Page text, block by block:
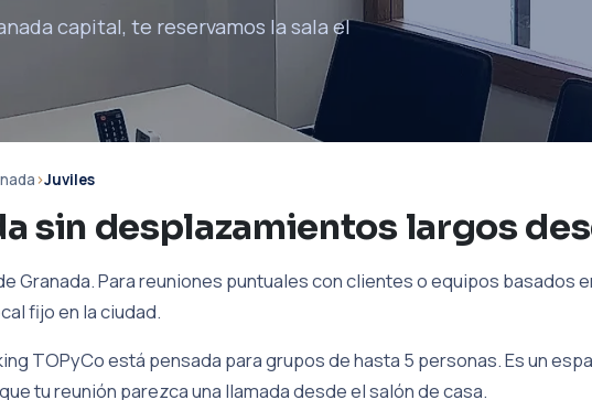
capital, te reservamos la sala el
›Juviles
sin desplazamientos largos
Granada. Para reuniones puntuales con clientes o equipos basados
fijo en la ciudad.
TOPyCo está pensada para grupos de hasta 5 personas. Es un
tu reunión parezca una llamada desde el salón de casa.